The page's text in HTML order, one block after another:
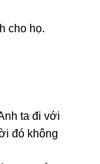
cho họ.
ta đi với
đó khônɡ